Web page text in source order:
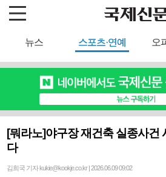
뉴스 스포츠·연예 오
[뭐라노]야구장 재건축 실종사건
다
김희국 기자 kukie@kookje.co.kr | 2026.06.09 09:02